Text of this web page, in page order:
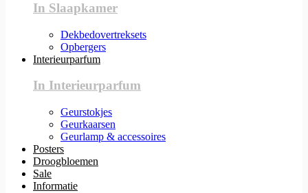
In Slaapkamer
Dekbedovertreksets
Opbergers
Interieurparfum
In Interieurparfum
Geurstokjes
Geurkaarsen
Geurlamp & accessoires
Posters
Droogbloemen
Sale
Informatie